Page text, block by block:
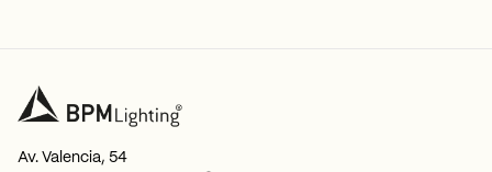
Av. Valencia, 54